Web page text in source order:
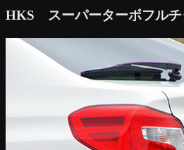
HKS スーパーターボフルチ